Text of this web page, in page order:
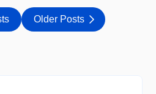
Older Posts